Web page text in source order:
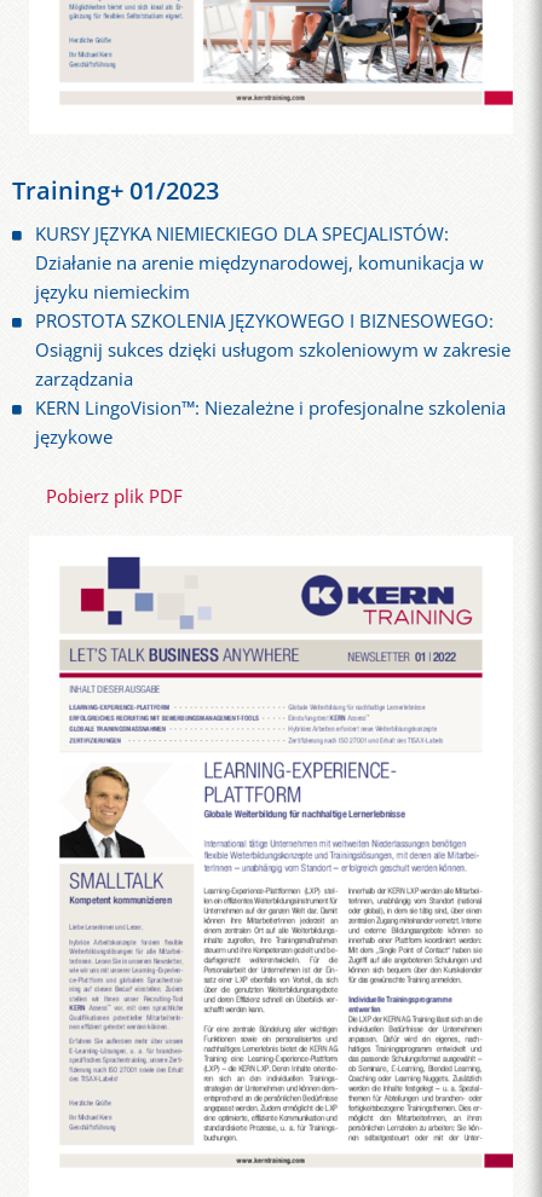
Training+ 01/2023
KURSY JĘZYKA NIEMIECKIEGO DLA SPECJALISTÓW:
Działanie na arenie międzynarodowej, komunikacja w
języku niemieckim
PROSTOTA SZKOLENIA JĘZYKOWEGO I BIZNESOWEGO:
Osiągnij sukces dzięki usługom szkoleniowym w zakresie
zarządzania
KERN LingoVision™: Niezależne i profesjonalne szkolenia
językowe
Pobierz plik PDF